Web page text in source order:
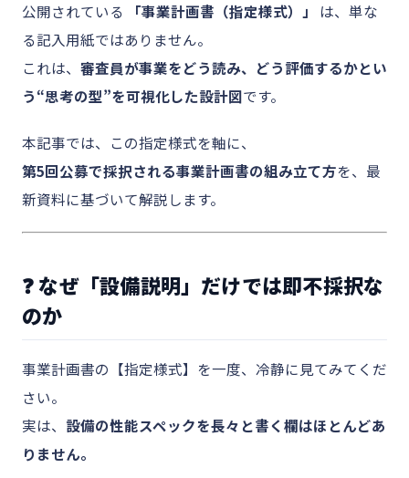
公開されている 「事業計画書（指定様式）」
は、単な
る記入用紙ではありません。
これは、 審査員が事業をどう読み、どう評価するかとい
う“思考の型”を可視化した設計図です。
本記事では、この指定様式を軸に、
第5回公募で採択される事業計画書の組み立て方を、最
新資料に基づいて解説します。
❓ なぜ「設備説明」だけでは即不採択な
のか
事業計画書の【指定様式】を一度、冷静に見てみてくだ
さい。
実は、 設備の性能スペックを長々と書く欄はほとんどあ
りません。